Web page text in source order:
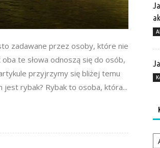
zadawane przez osoby, które nie
te słowa odnoszą się do osób,
przyjrzymy się bliżej temu
jest rybak? Rybak to osoba, która...